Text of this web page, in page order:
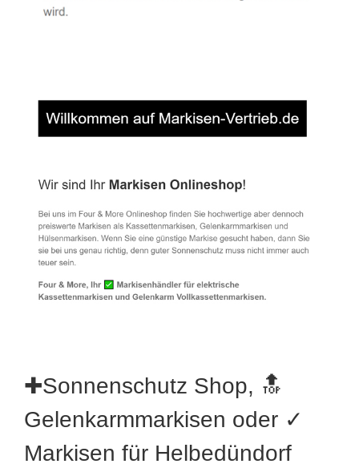
✚Sonnenschutz Shop, 🔝
Gelenkarmmarkisen oder ✓
Markisen für Helbedündorf